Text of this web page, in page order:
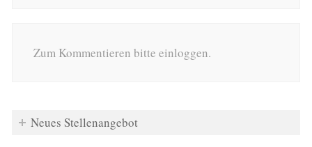
Zum Kommentieren bitte einloggen.
Neues Stellenangebot